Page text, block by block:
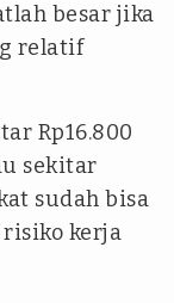
besar jika
relatif
Rp16.800
sekitar
sudah bisa
risiko kerja